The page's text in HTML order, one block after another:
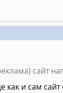
сайт
как и сам